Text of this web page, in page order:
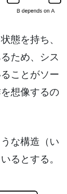
態を持ち、
ため、シス
ことがソー
想像するの
な構造（い
るとする。